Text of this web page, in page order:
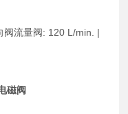
阀流量阀: 120 L/min. |
磁阀